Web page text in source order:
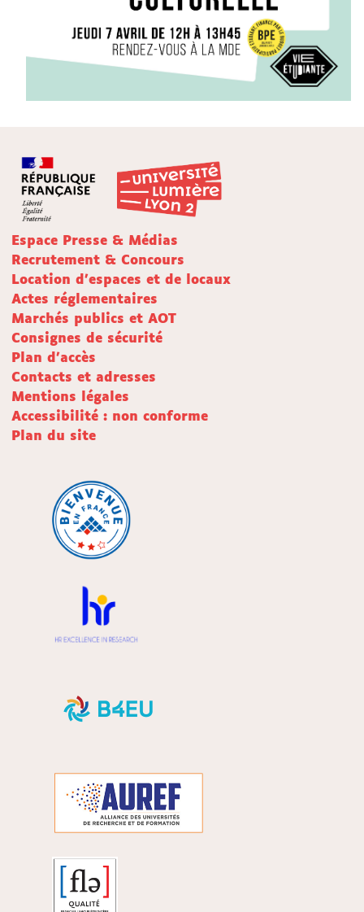
Espace Presse & Médias
Recrutement & Concours
Location d'espaces et de locaux
Actes réglementaires
Marchés publics et AOT
Consignes de sécurité
Plan d'accès
Contacts et adresses
Mentions légales
Accessibilité : non conforme
Plan du site